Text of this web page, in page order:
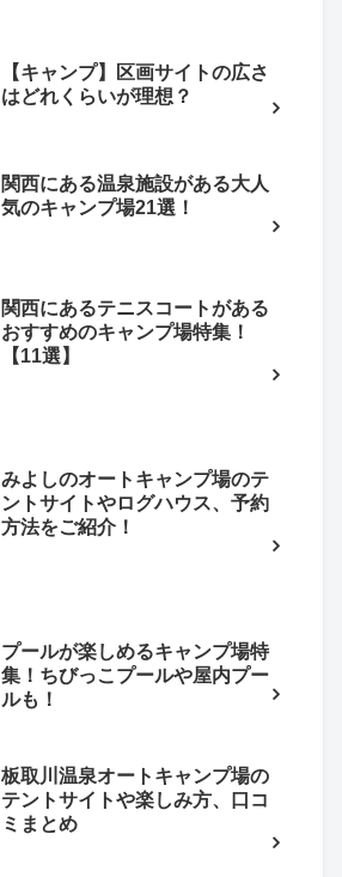
【キャンプ】区画サイトの広さ
はどれくらいが理想？
関西にある温泉施設がある大人
気のキャンプ場21選！
関西にあるテニスコートがある
おすすめのキャンプ場特集！
【11選】
みよしのオートキャンプ場のテ
ントサイトやログハウス、予約
方法をご紹介！
プールが楽しめるキャンプ場特
集！ちびっこプールや屋内プー
ルも！
板取川温泉オートキャンプ場の
テントサイトや楽しみ方、口コ
ミまとめ